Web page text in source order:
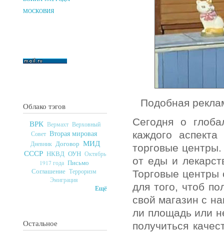
МОСКОВИЯ
Облако тэгов
ВРК Вермахт Верховный
Совет Вторая мировая
Дневник Договор МИД
СССР НКВД ОУН Октябрь
1917 года Письмо
Соглашение Терроризм
Эмиграция
Ещё
Остальное
Подобная
Сегодня о
каждого
торговые
от еды и
Торговые центры
для того, чтоб
свой магазин с
ли площадь или
получиться